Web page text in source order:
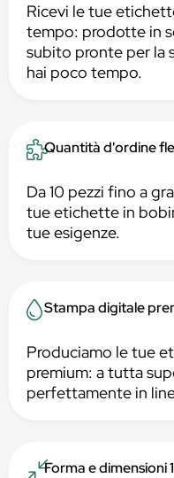
Ricevi le tue
tempo: prodotte in
subito pronte per la
hai poco tempo.
Quantità d'ordine
Da 10 pezzi fino a
tue etichette in
tue esigenze.
Stampa digitale
Produciamo le tue
premium: a tutta
perfettamente in
Forma e dimensioni